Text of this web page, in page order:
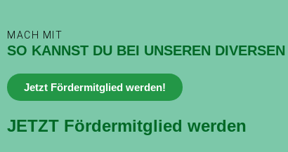
MACH MIT
SO KANNST DU BEI UNSEREN
Jetzt Fördermitglied werden!
JETZT Fördermitglied werden